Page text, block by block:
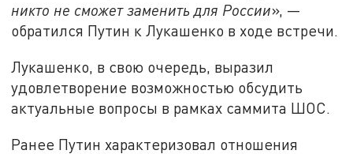
никто не сможет заменить для России», —
обратился Путин к Лукашенко в ходе встречи.
Лукашенко, в свою очередь, выразил
удовлетворение возможностью обсудить
актуальные вопросы в рамках саммита ШОС.
Ранее Путин характеризовал отношения